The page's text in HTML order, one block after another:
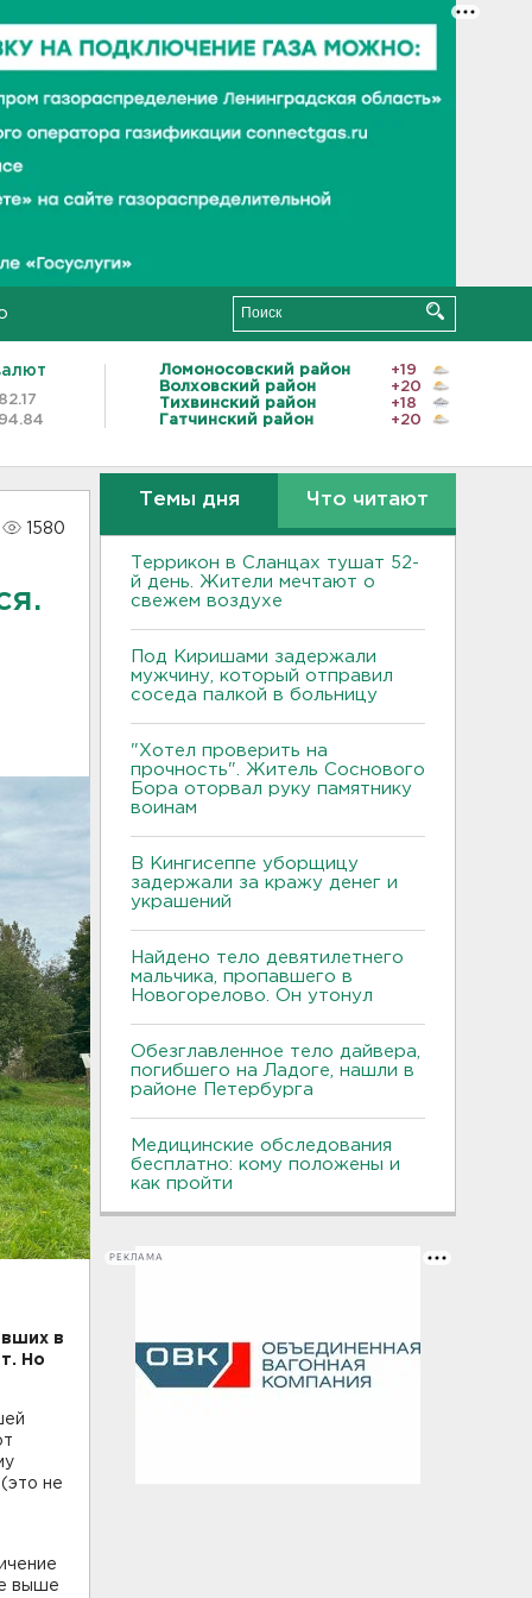
Ломоносовский район
+19
Волховский район
+20
Тихвинский район
+18
Гатчинский район
+20
1580
в
Но
не
выше
Темы дня Что читают
Террикон в Сланцах тушат 52-
й день. Жители мечтают о
свежем воздухе
Под Киришами задержали
мужчину, который отправил
соседа палкой в больницу
"Хотел проверить на
прочность". Житель Соснового
Бора оторвал руку памятнику
воинам
В Кингисеппе уборщицу
задержали за кражу денег и
украшений
Найдено тело девятилетнего
мальчика, пропавшего в
Новогорелово. Он утонул
Обезглавленное тело дайвера,
погибшего на Ладоге, нашли в
районе Петербурга
Медицинские обследования
бесплатно: кому положены и
как пройти
РЕКЛАМА